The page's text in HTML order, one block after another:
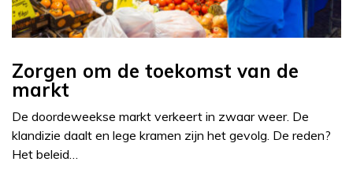
Zorgen om de toekomst van de
markt
De doordeweekse markt verkeert in zwaar weer. De
klandizie daalt en lege kramen zijn het gevolg. De reden?
Het beleid…